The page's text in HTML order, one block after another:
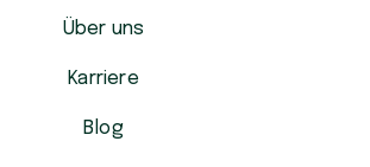
Über uns
Karriere
Blog